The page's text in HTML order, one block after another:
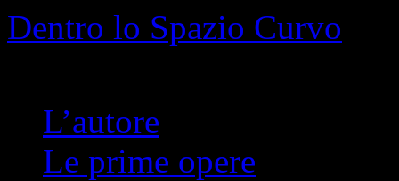
Dentro lo Spazio Curvo
L’autore
Le prime opere